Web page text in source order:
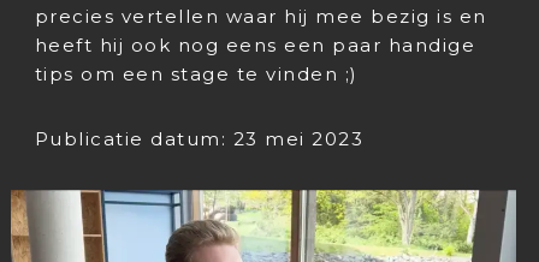
precies vertellen waar hij mee bezig is en
heeft hij ook nog eens een paar handige
tips om een stage te vinden ;)
Publicatie datum: 23 mei 2023